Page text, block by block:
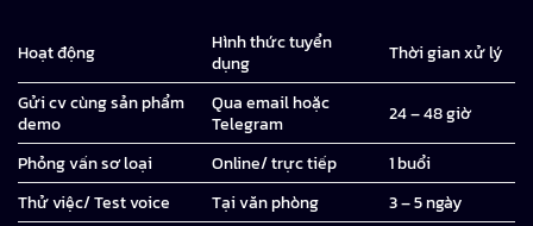
Hoạt động
Hình thức tuyển
dụng
Thời gian xử lý
Gửi cv cùng sản phẩm
demo
Qua email hoặc
Telegram
24 – 48 giờ
Phỏng vấn sơ loại
Online/ trực tiếp
1 buổi
Thử việc/ Test voice
Tại văn phòng
3 – 5 ngày